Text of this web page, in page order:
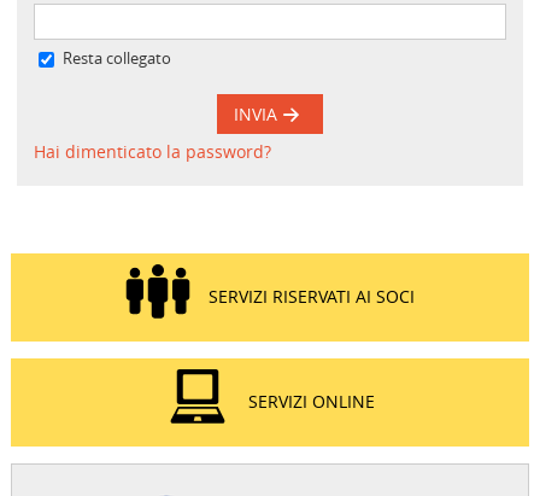
Resta collegato
INVIA
Hai dimenticato la password?
SERVIZI RISERVATI AI SOCI
SERVIZI ONLINE